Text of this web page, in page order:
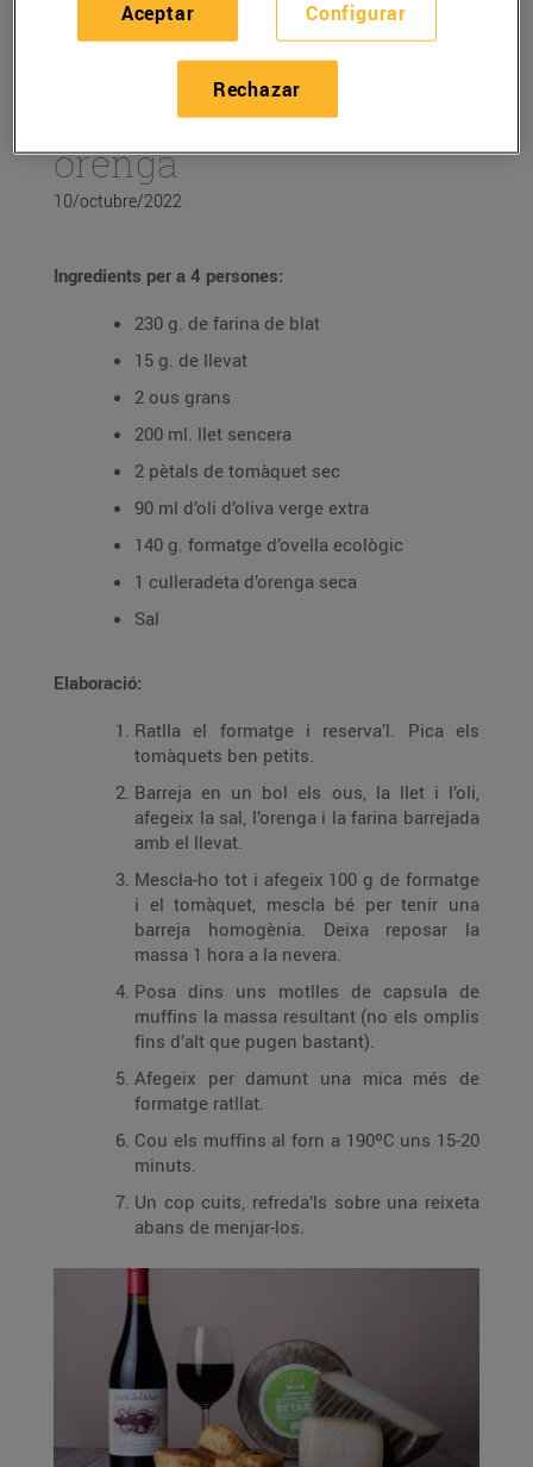
Muffins salats de
formatge d'ovella
ecològic, tomàquet i
orenga
10/octubre/2022
Ingredients per a 4 persones:
230 g. de farina de blat
15 g. de llevat
2 ous grans
200 ml. llet sencera
2 pètals de tomàquet sec
90 ml d’oli d’oliva verge extra
140 g. formatge d’ovella ecològic
1 culleradeta d’orenga seca
Sal
Elaboració:
Ratlla el formatge i reserva’l. Pica els
tomàquets ben petits.
Barreja en un bol els ous, la llet i l’oli,
afegeix la sal, l’orenga i la farina barrejada
amb el llevat.
Mescla-ho tot i afegeix 100 g de formatge
i el tomàquet, mescla bé per tenir una
barreja homogènia. Deixa reposar la
massa 1 hora a la nevera.
Posa dins uns motlles de capsula de
muffins la massa resultant (no els omplis
fins d’alt que pugen bastant).
Afegeix per damunt una mica més de
formatge ratllat.
Cou els muffins al forn a 190ºC uns 15-20
minuts.
Un cop cuits, refreda’ls sobre una reixeta
abans de menjar-los.
Configurar
Rechazar
Aceptar